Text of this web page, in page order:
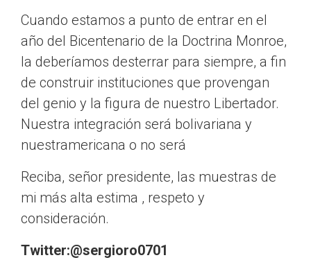
Cuando estamos a punto de entrar en el
año del Bicentenario de la Doctrina Monroe,
la deberíamos desterrar para siempre, a fin
de construir instituciones que provengan
del genio y la figura de nuestro Libertador.
Nuestra integración será bolivariana y
nuestramericana o no será
Reciba, señor presidente, las muestras de
mi más alta estima , respeto y
consideración.
Twitter:@sergioro0701